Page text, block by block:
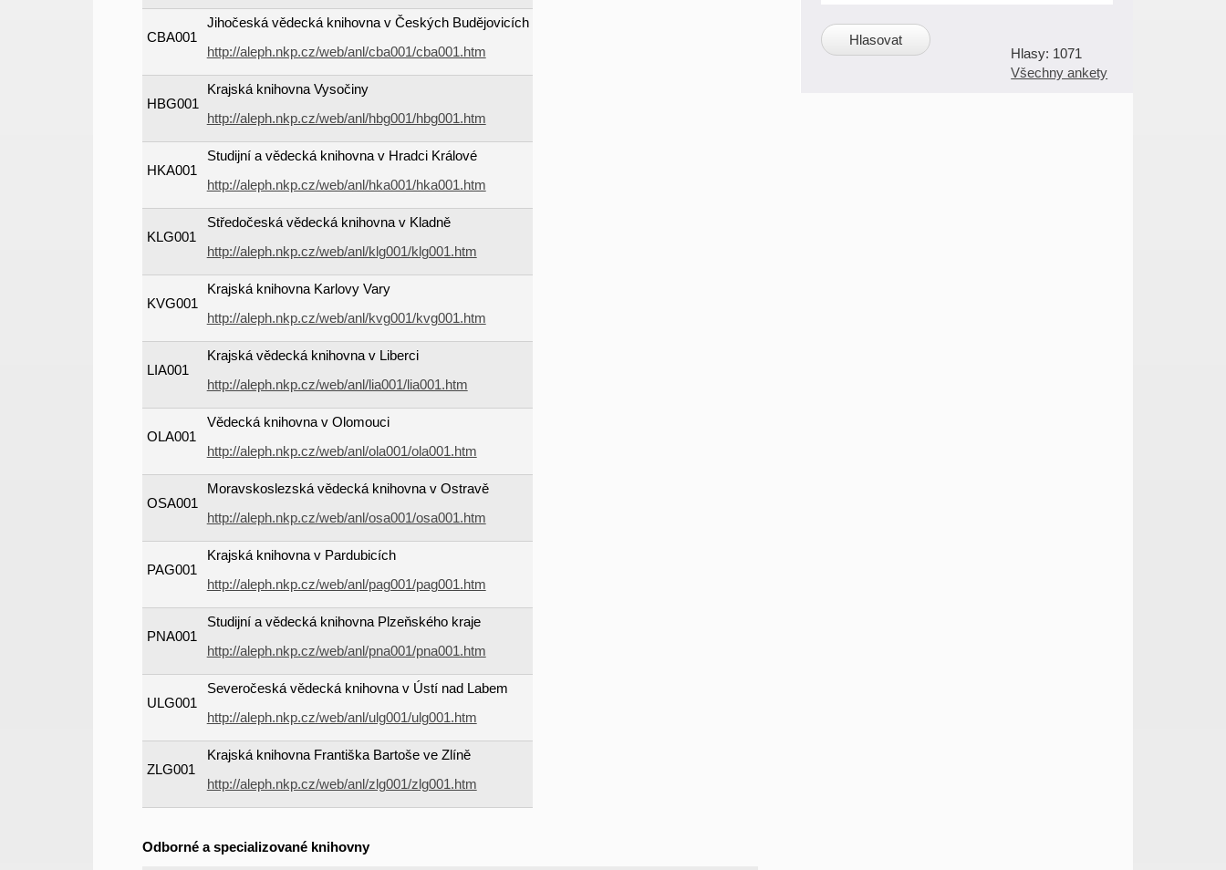
CBA001
Jihočeská vědecká knihovna v Českých Budějovicích
http://aleph.nkp.cz/web/anl/cba001/cba001.htm
HBG001
Krajská knihovna Vysočiny
http://aleph.nkp.cz/web/anl/hbg001/hbg001.htm
HKA001
Studijní a vědecká knihovna v Hradci Králové
http://aleph.nkp.cz/web/anl/hka001/hka001.htm
KLG001
Středočeská vědecká knihovna v Kladně
http://aleph.nkp.cz/web/anl/klg001/klg001.htm
KVG001
Krajská knihovna Karlovy Vary
http://aleph.nkp.cz/web/anl/kvg001/kvg001.htm
LIA001
Krajská vědecká knihovna v Liberci
http://aleph.nkp.cz/web/anl/lia001/lia001.htm
OLA001
Vědecká knihovna v Olomouci
http://aleph.nkp.cz/web/anl/ola001/ola001.htm
OSA001
Moravskoslezská vědecká knihovna v Ostravě
http://aleph.nkp.cz/web/anl/osa001/osa001.htm
PAG001
Krajská knihovna v Pardubicích
http://aleph.nkp.cz/web/anl/pag001/pag001.htm
PNA001
Studijní a vědecká knihovna Plzeňského kraje
http://aleph.nkp.cz/web/anl/pna001/pna001.htm
ULG001
Severočeská vědecká knihovna v Ústí nad Labem
http://aleph.nkp.cz/web/anl/ulg001/ulg001.htm
ZLG001
Krajská knihovna Františka Bartoše ve Zlíně
http://aleph.nkp.cz/web/anl/zlg001/zlg001.htm
Odborné a specializované knihovny
1071
Všechny ankety